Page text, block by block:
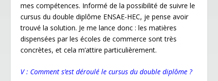
mes compétences. Informé de la possibilité de suivre le
cursus du double diplôme ENSAE-HEC, je pense avoir
trouvé la solution. Je me lance donc : les matières
dispensées par les écoles de commerce sont très
concrètes, et cela m’attire particulièrement.
V : Comment s’est déroulé le cursus du double diplôme ?